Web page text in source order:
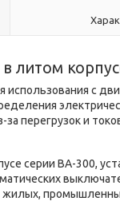
литом
с
перегрузок и
серии ВА-300,
жилых,